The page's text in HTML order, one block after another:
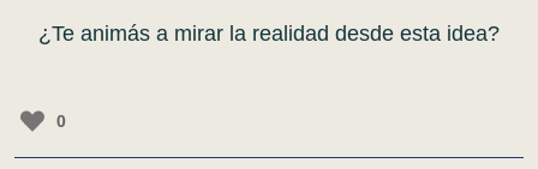
¿Te animás a mirar la realidad desde esta idea?
0